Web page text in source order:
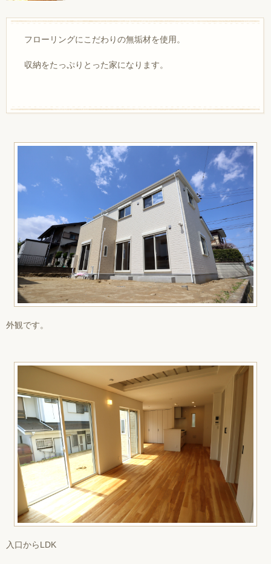
フローリングにこだわりの無垢材を使用。
収納をたっぷりとった家になります。
外観です。
入口からLDK